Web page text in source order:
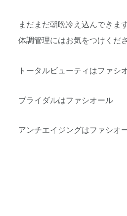
まだまだ朝晩冷え込んできま
体調管理にはお気をつけくだ
トータルビューティはファシ
ブライダルはファシオール
アンチエイジングはファシオ